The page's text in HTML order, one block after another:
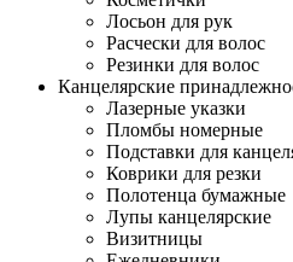
Лосьон для рук
Расчески для волос
Резинки для волос
Канцелярские
Лазерные указки
Пломбы номерные
Подставки для
Коврики для резки
Полотенца бумажные
Лупы канцелярские
Визитницы